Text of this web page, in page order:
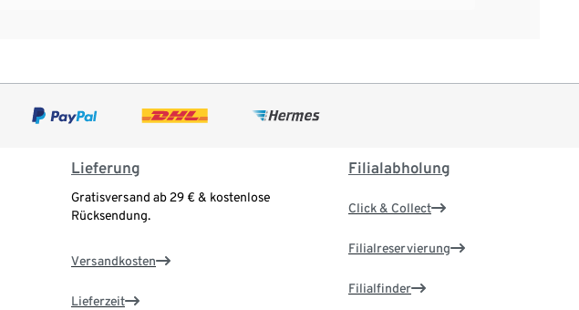
Lieferung
Gratisversand ab 29 € & kostenlose
Rücksendung.
Versandkosten
Lieferzeit
Filialabholung
Click & Collect
Filialreservierung
Filialfinder